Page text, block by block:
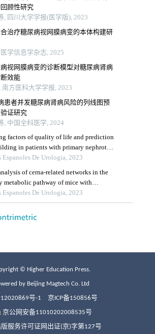
© Higher Education Press.
by Beijing Magtech Co. Ltd
12020869号-1 京ICP备150856号
京公网安备11010202008535号
版服务许可证网出证(京)字第127号